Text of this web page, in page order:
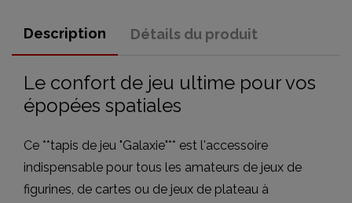
Description Détails du produit
Le confort de jeu ultime pour vos
épopées spatiales
Ce **tapis de jeu "Galaxie"** est l'accessoire
indispensable pour tous les amateurs de jeux de
figurines, de cartes ou de jeux de plateau à